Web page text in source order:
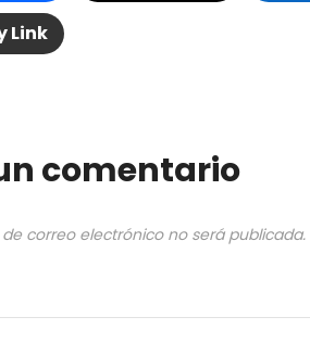
Link
comentario
de correo electrónico no será publicada.